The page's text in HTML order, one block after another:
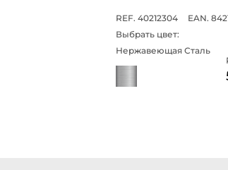
REF. 40212304
EAN.
Выбрать цвет:
Нержавеющая Сталь